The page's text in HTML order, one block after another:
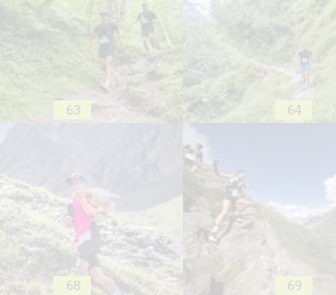
63 64
68 69